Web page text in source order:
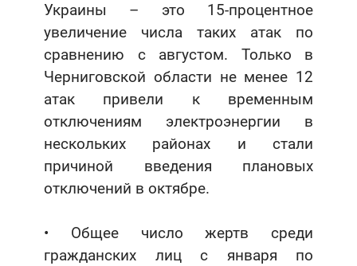
Украины – это 15-процентное
увеличение числа таких атак по
сравнению с августом. Только в
Черниговской области не менее 12
атак привели к временным
отключениям электроэнергии в
нескольких районах и стали
причиной введения плановых
отключений в октябре.
• Общее число жертв среди
гражданских лиц с января по